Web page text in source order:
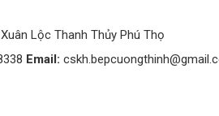
Lộc Thanh Thủy Phú Thọ
Email: